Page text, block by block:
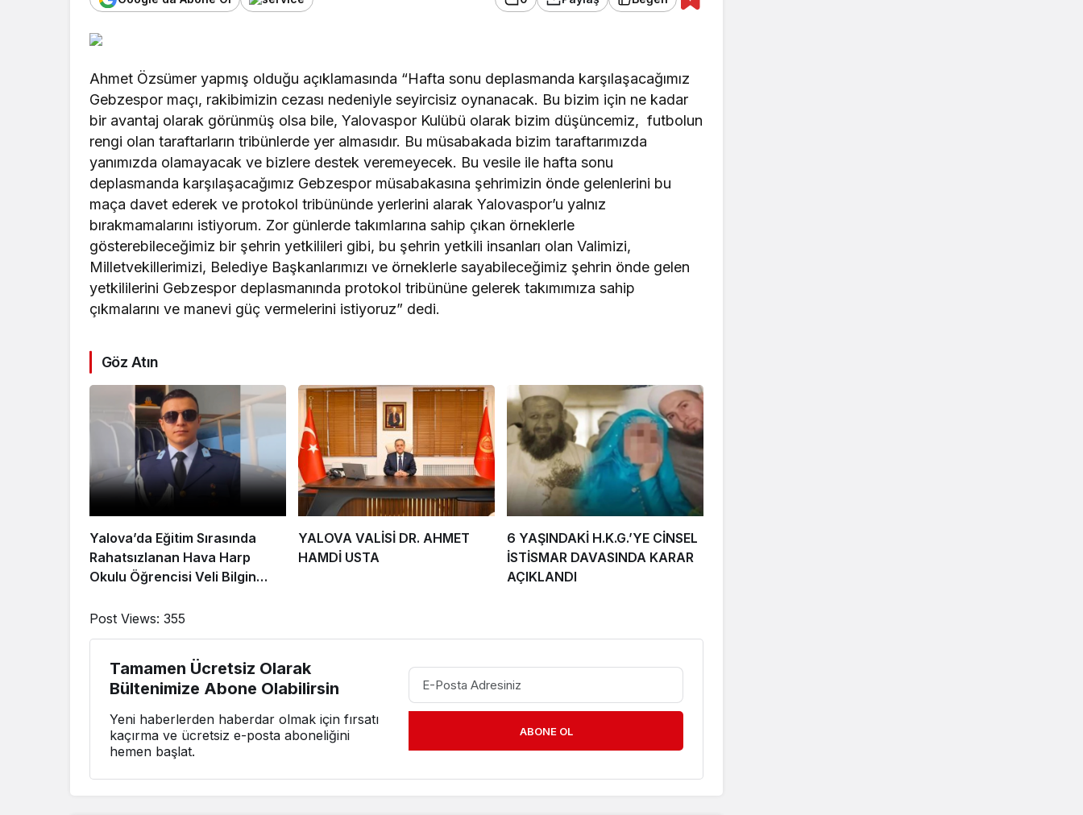
Ahmet Özsümer yapmış olduğu açıklamasında “Hafta sonu deplasmanda karşılaşacağımız
Gebzespor maçı, rakibimizin cezası nedeniyle seyircisiz oynanacak. Bu bizim için ne kadar
bir avantaj olarak görünmüş olsa bile, Yalovaspor Kulübü olarak bizim düşüncemiz, futbolun
rengi olan taraftarların tribünlerde yer almasıdır. Bu müsabakada bizim taraftarımızda
yanımızda olamayacak ve bizlere destek veremeyecek. Bu vesile ile hafta sonu
deplasmanda karşılaşacağımız Gebzespor müsabakasına şehrimizin önde gelenlerini bu
maça davet ederek ve protokol tribününde yerlerini alarak Yalovaspor’u yalnız
bırakmamalarını istiyorum. Zor günlerde takımlarına sahip çıkan örneklerle
gösterebileceğimiz bir şehrin yetkilileri gibi, bu şehrin yetkili insanları olan Valimizi,
Milletvekillerimizi, Belediye Başkanlarımızı ve örneklerle sayabileceğimiz şehrin önde gelen
yetkililerini Gebzespor deplasmanında protokol tribününe gelerek takımımıza sahip
çıkmalarını ve manevi güç vermelerini istiyoruz” dedi.
Göz Atın
Yalova’da Eğitim Sırasında
Rahatsızlanan Hava Harp
Okulu Öğrencisi Veli Bilgin
YALOVA VALİSİ DR. AHMET
HAMDİ USTA
6 YAŞINDAKİ H.K.G.’YE CİNSEL
İSTİSMAR DAVASINDA KARAR
AÇIKLANDI
Post Views: 355
Tamamen Ücretsiz Olarak
Bültenimize Abone Olabilirsin
Yeni haberlerden haberdar olmak için fırsatı
kaçırma ve ücretsiz e-posta aboneliğini
hemen başlat.
ABONE OL